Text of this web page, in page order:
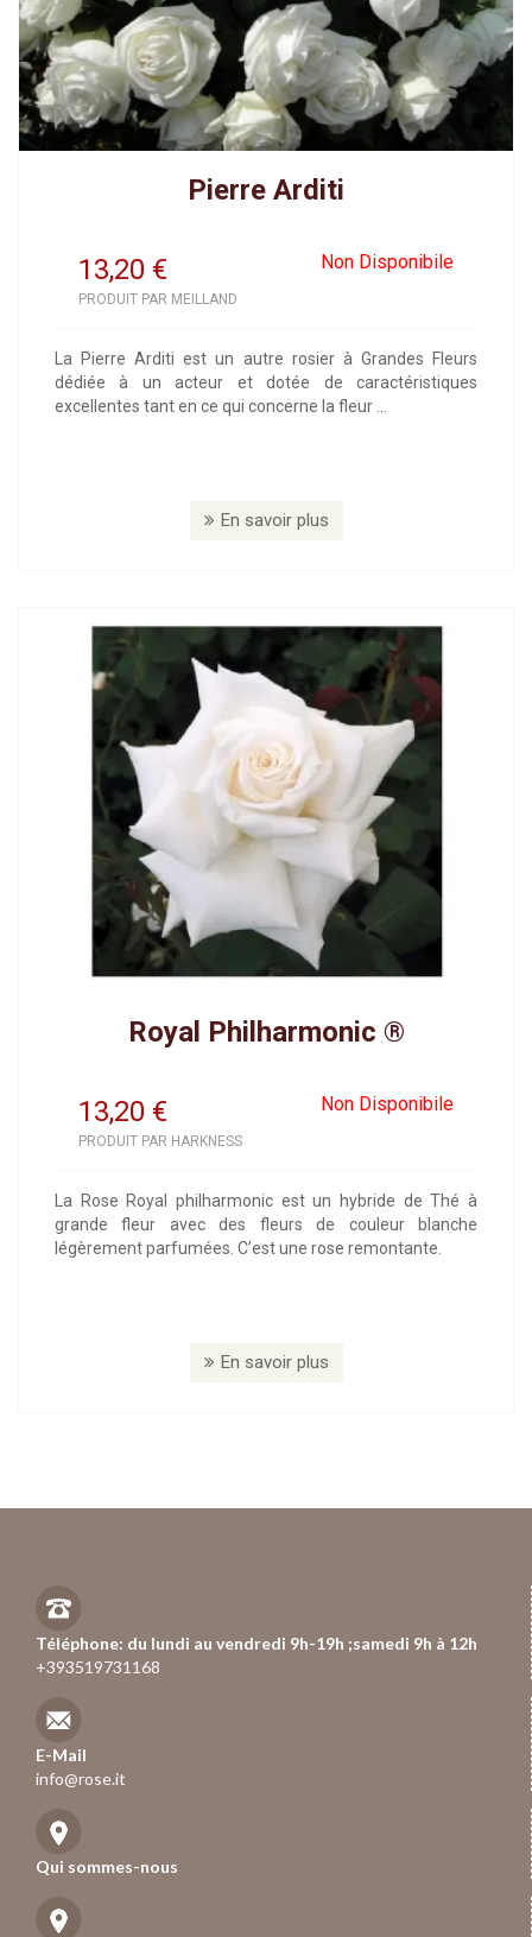
Pierre Arditi
13,20 Non Disponibile
€
PRODUIT PAR MEILLAND
La Pierre Arditi est un autre rosier à Grandes Fleurs
dédiée à un acteur et dotée de caractéristiques
excellentes tant en ce qui concerne la fleur ...
En savoir plus
Royal Philharmonic ®
13,20 Non Disponibile
€
PRODUIT PAR HARKNESS
La Rose Royal philharmonic est un hybride de Thé à
grande fleur avec des fleurs de couleur blanche
légèrement parfumées. C’est une rose remontante.
En savoir plus
Téléphone: du lundi au vendredi 9h-19h ;samedi 9h à 12h
+393519731168
E-Mail
info@rose.it
Qui sommes-nous